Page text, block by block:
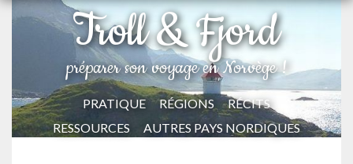
Troll & Fjord
préparer son voyage en Norvège !
PRATIQUE RÉGIONS
RÉCITS
RESSOURCES
AUTRES PAYS NORDIQUES